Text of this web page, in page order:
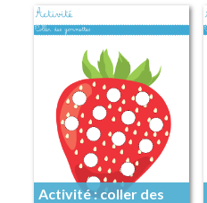
Activité : coller des